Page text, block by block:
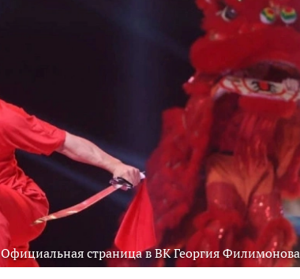
Официальная страница в ВК Георгия Филимонова